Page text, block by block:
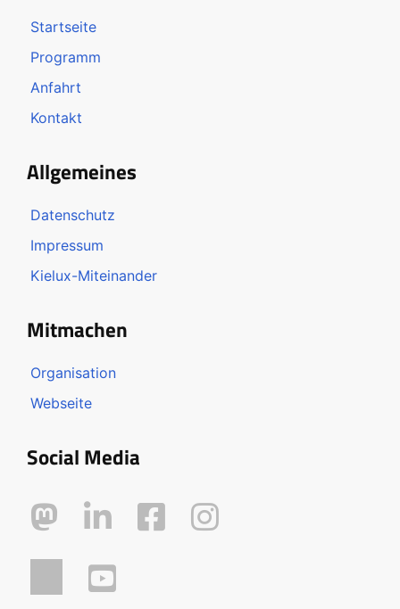
Startseite
Programm
Anfahrt
Kontakt
Allgemeines
Datenschutz
Impressum
Kielux-Miteinander
Mitmachen
Organisation
Webseite
Social Media